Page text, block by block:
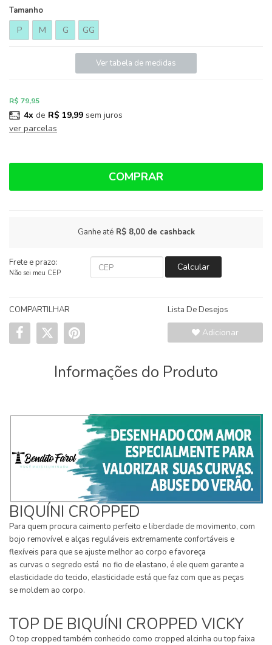
Tamanho
P M G GG
Ver tabela de medidas
R$ 79,95
4x de R$ 19,99 sem juros
ver parcelas
COMPRAR
Ganhe atéR$ 8,00de cashback
Frete e prazo:
Não sei meu CEP
Calcular
COMPARTILHAR Lista De Desejos
Adicionar
Informações do Produto
BIQUÍNI CROPPED
Para quem procura caimento perfeito e liberdade de movimento, com
bojo removível e alças reguláveis extremamente confortáveis e
flexíveis para que se ajuste melhor ao corpo e favoreça
as curvas o segredo está no fio de elastano, é ele quem garante a
elasticidade do tecido, elasticidade está que faz com que as peças
se moldem ao corpo.
TOP DE BIQUÍNI CROPPED VICKY
O top cropped também conhecido como cropped alcinha ou top faixa